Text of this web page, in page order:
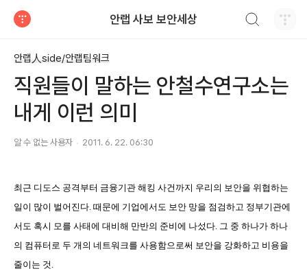
안랩 사보 보안세상
안랩人side/안랩팀워크
직원들이 말하는 안철수연구소는
내게 이런 의미
알 수 없는 사용자 2011. 6. 22. 06:30
최근 디도스 공격부터 금융기관 해킹 사건까지 우리의 보안을 위협하는
일이 많이 벌어진다. 때문에 기업에서도 보안 망을 점검하고 정부기관에
서도 혹시 모를 사태에 대비해 만반의 준비에 나섰다. 그 중 하나가 하나
의 컴퓨터로 두 개의 네트워크를 사용함으로써 보안을 강화하고 비용을
줄이는 것.